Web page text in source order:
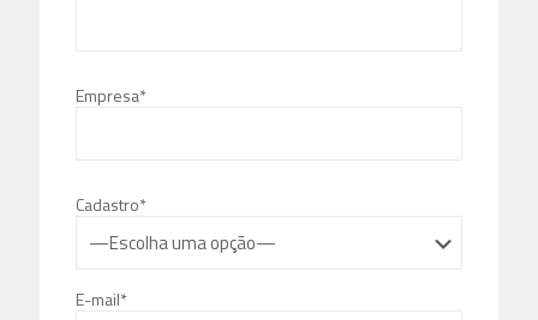
Empresa*
Cadastro*
E-mail*